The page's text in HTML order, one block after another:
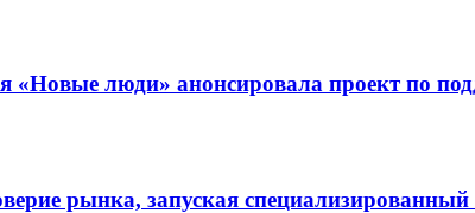
«Новые люди» анонсировала проект по
рынка, запуская